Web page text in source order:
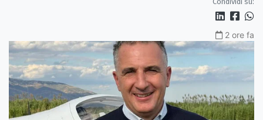
Condividi su:
2 ore fa